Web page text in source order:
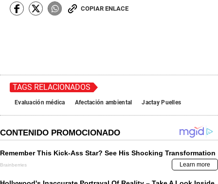
COPIAR ENLACE
TAGS RELACIONADOS
Evaluación médica Afectación ambiental Jactay Puelles